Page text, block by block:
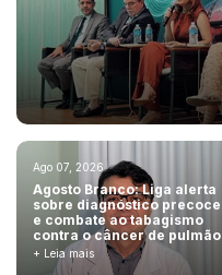
Ago 07, 2026
Agosto Branco: Liga alerta
sobre diagnóstico precoce
e combate ao tabagismo
contra o câncer de pulmão
+ Leia mais